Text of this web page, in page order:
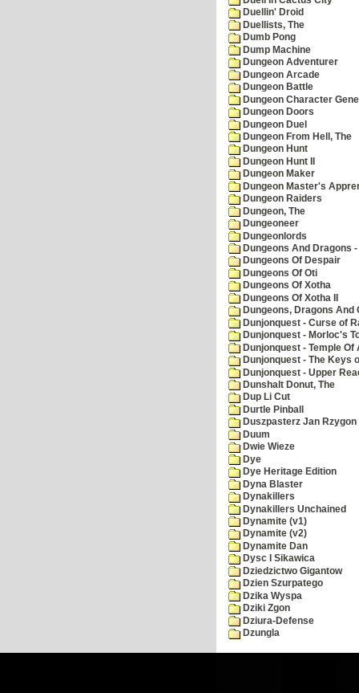
Duellin' Droid
Duellists, The
Dumb Pong
Dump Machine
Dungeon Adventurer
Dungeon Arcade
Dungeon Battle
Dungeon Character
Dungeon Doors
Dungeon Duel
Dungeon From Hell, The
Dungeon Hunt
Dungeon Hunt II
Dungeon Maker
Dungeon Master's
Dungeon Raiders
Dungeon, The
Dungeoneer
Dungeonlords
Dungeons And Dragons
Dungeons Of Despair
Dungeons Of Oti
Dungeons Of Xotha
Dungeons Of Xotha II
Dungeons, Dragons And
Dunjonquest - Curse of
Dunjonquest - Morloc's
Dunjonquest - Temple Of
Dunjonquest - The Keys
Dunjonquest - Upper
Dunshalt Donut, The
Dup Li Cut
Durtle Pinball
Duszpasterz Jan Rzygon
Duum
Dwie Wieze
Dye
Dye Heritage Edition
Dyna Blaster
Dynakillers
Dynakillers Unchained
Dynamite (v1)
Dynamite (v2)
Dynamite Dan
Dysc I Sikawica
Dziedzictwo Gigantow
Dzien Szurpatego
Dzika Wyspa
Dziki Zgon
Dziura-Defense
Dzungla